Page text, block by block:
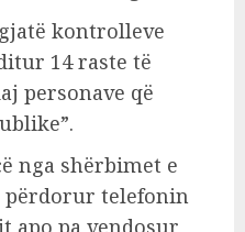
kontrolleve
14 raste të
personave që
nga shërbimet e
përdorur telefonin
apo pa vendosur